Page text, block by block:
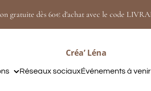
gratuite dès 60€ d'achat avec le code
Créa’ Léna
Réseaux sociauxÉvénements à venir